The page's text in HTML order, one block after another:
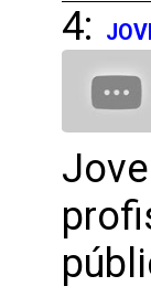
4: